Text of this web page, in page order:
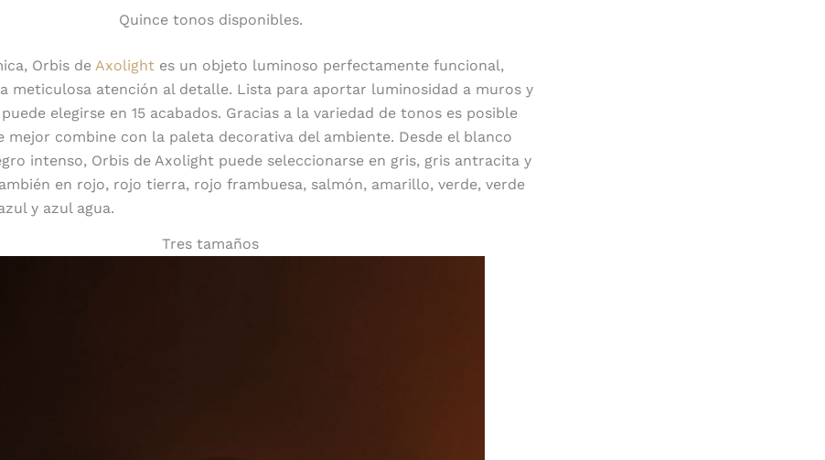
Quince tonos disponibles.
Orbis de Axolight es un objeto luminoso perfectamente funcional,
meticulosa atención al detalle. Lista para aportar luminosidad a muros y
elegirse en 15 acabados. Gracias a la variedad de tonos es posible
mejor combine con la paleta decorativa del ambiente. Desde el blanco
intenso, Orbis de Axolight puede seleccionarse en gris, gris antracita y
en rojo, rojo tierra, rojo frambuesa, salmón, amarillo, verde, verde
y azul agua.
Tres tamaños